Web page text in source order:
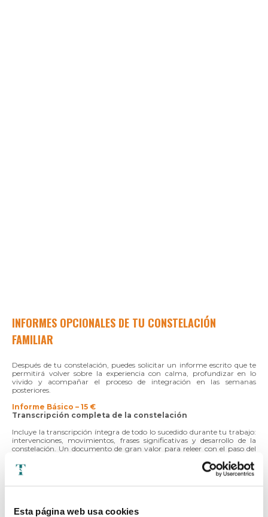
Esta página web usa cookies
INFORMES OPCIONALES DE TU CONSTELACIÓN
FAMILIAR
Después de tu constelación, puedes solicitar un informe escrito que te
permitirá volver sobre la experiencia con calma, profundizar en lo
vivido y acompañar el proceso de integración en las semanas
posteriores.
Informe Básico – 15 €
Transcripción completa de la constelación
Incluye la transcripción íntegra de todo lo sucedido durante tu trabajo:
intervenciones, movimientos, frases significativas y desarrollo de la
constelación. Un documento de gran valor para releer con el paso del
durante la sesión.
Además de la transcripción completa, este informe incorpora dos